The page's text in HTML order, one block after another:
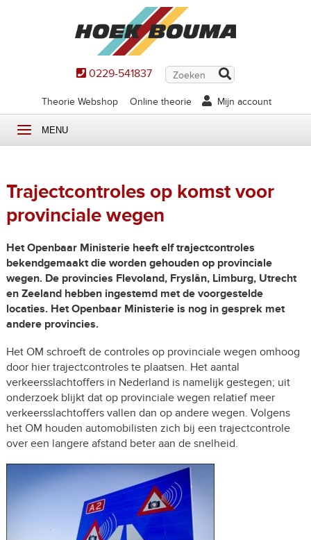
0229-541837
Theorie Webshop Online theorie Mijn account
MENU
Trajectcontroles op komst voor
provinciale wegen
Het Openbaar Ministerie heeft elf trajectcontroles
bekendgemaakt die worden gehouden op provinciale
wegen. De provincies Flevoland, Fryslân, Limburg, Utrecht
en Zeeland hebben ingestemd met de voorgestelde
locaties. Het Openbaar Ministerie is nog in gesprek met
andere provincies.
Het OM schroeft de controles op provinciale wegen omhoog
door hier trajectcontroles te plaatsen. Het aantal
verkeersslachtoffers in Nederland is namelijk gestegen; uit
onderzoek blijkt dat op provinciale wegen relatief meer
verkeersslachtoffers vallen dan op andere wegen. Volgens
het OM houden automobilisten zich bij een trajectcontrole
over een langere afstand beter aan de snelheid.